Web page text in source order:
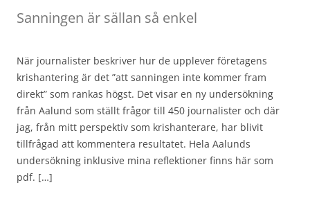
Sanningen är sällan så enkel
När journalister beskriver hur de upplever företagens
krishantering är det ”att sanningen inte kommer fram
direkt” som rankas högst. Det visar en ny undersökning
från Aalund som ställt frågor till 450 journalister och där
jag, från mitt perspektiv som krishanterare, har blivit
tillfrågad att kommentera resultatet. Hela Aalunds
undersökning inklusive mina reflektioner finns här som
pdf. […]